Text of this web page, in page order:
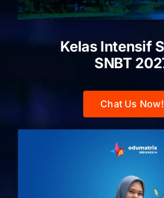
Kelas Intensif
SNBT
Chat Us Now!